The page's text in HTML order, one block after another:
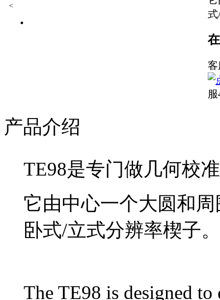
<
产品介绍
TE98是专门做几何校
它由中心一个大圆和
卧式/立式分辨率楔子。
The TE98 is designed to